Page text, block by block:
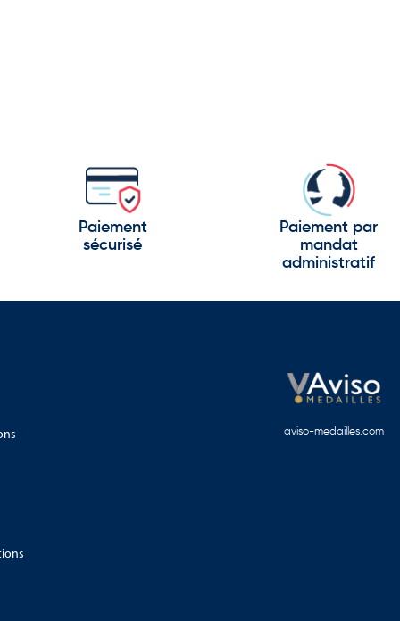
Paiement
sécurisé
Paiement par
mandat
administratif
aviso-medailles.com